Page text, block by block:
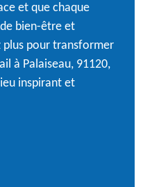
et que chaque
bien-être et
pour transformer
à Palaiseau, 91120,
inspirant et